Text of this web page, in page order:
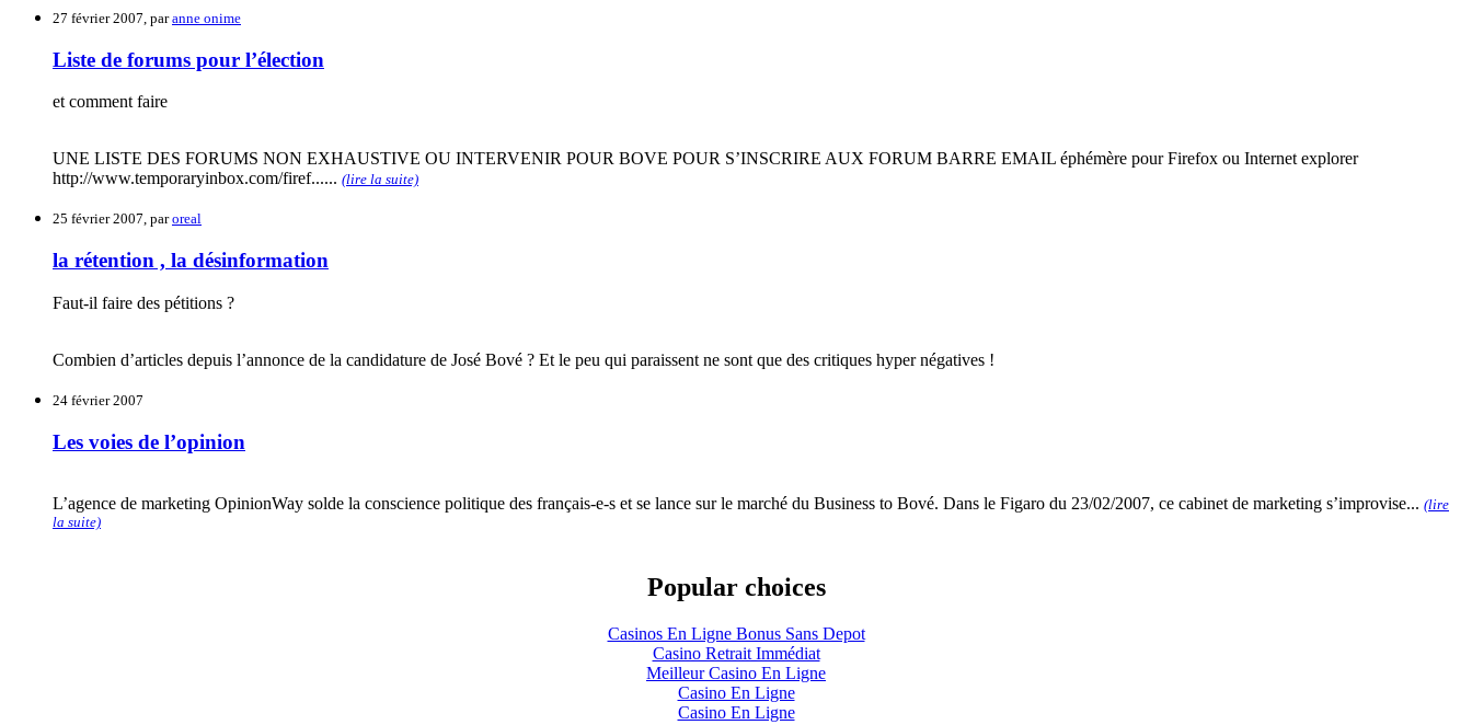
27 février 2007, paranne onime
Liste de forums pour l’élection
et comment faire
UNE LISTE DES FORUMS NON EXHAUSTIVE OU INTERVENIR POUR BOVE POUR S’INSCRIRE AUX FORUM BARRE EMAIL éphémère pour Firefox ou Internet explorer
http://www.temporaryinbox.com/firef...... (lire la suite)
25 février 2007, paroreal
la rétention , la désinformation
Faut-il faire des pétitions ?
Combien d’articles depuis l’annonce de la candidature de José Bové ? Et le peu qui paraissent ne sont que des critiques hyper négatives !
24 février 2007
Les voies de l’opinion
L’agence de marketing OpinionWay solde la conscience politique des français-e-s et se lance sur le marché du Business to Bové. Dans le Figaro du 23/02/2007, ce cabinet de marketing s’improvise... (lire
la suite)
Popular choices
Casinos En Ligne Bonus Sans Depot
Casino Retrait Immédiat
Meilleur Casino En Ligne
Casino En Ligne
Casino En Ligne